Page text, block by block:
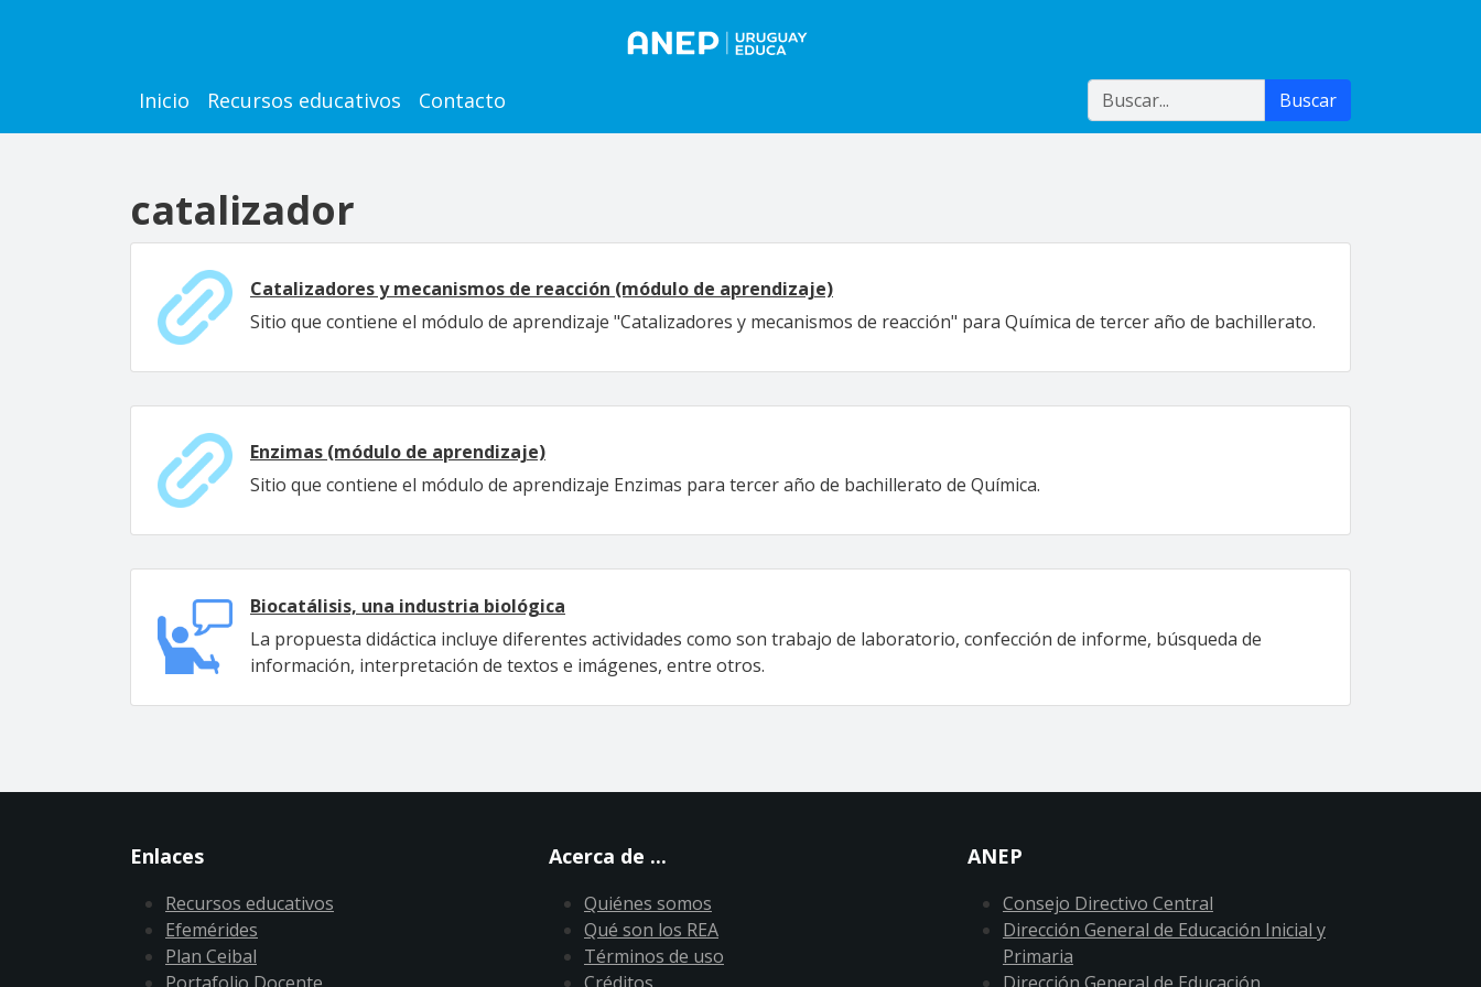
Main navigation
Inicio Recursos educativos Contacto Buscar Buscar
catalizador
Catalizadores y mecanismos de reacción (módulo de aprendizaje)
Sitio que contiene el módulo de aprendizaje "Catalizadores y mecanismos de reacción" para Química de tercer año de bachillerato.
Enzimas (módulo de aprendizaje)
Sitio que contiene el módulo de aprendizaje Enzimas para tercer año de bachillerato de Química.
Biocatálisis, una industria biológica
La propuesta didáctica incluye diferentes actividades como son trabajo de laboratorio, confección de informe, búsqueda de
información, interpretación de textos e imágenes, entre otros.
Enlaces
Recursos educativos
Efemérides
Plan Ceibal
Acerca de ...
Quiénes somos
Qué son los REA
Términos de uso
ANEP
Consejo Directivo Central
Dirección General de Educación Inicial y
Primaria